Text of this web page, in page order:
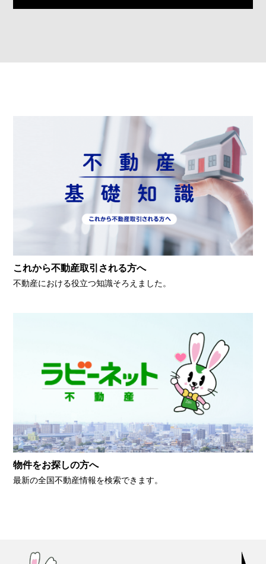
これから不動産取引される方へ
不動産における役立つ知識そろえました。
物件をお探しの方へ
最新の全国不動産情報を検索できます。